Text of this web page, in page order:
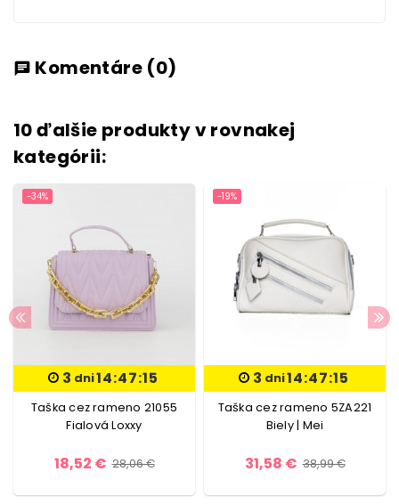
chat Komentáre (0)
10 ďalšie produkty v rovnakej
kategórii:
-34%
3 dni14:47:15
Taška cez rameno 21055
Fialová Loxxy
18,52 € 28,06 €
-19%
3 dni14:47:15
Taška cez rameno 5ZA221
Biely | Mei
31,58 € 38,99 €